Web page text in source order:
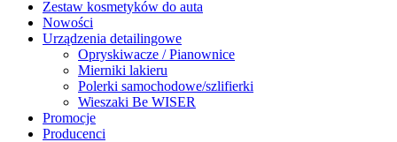
Zestaw kosmetyków do auta
Nowości
Urządzenia detailingowe
Opryskiwacze / Pianownice
Mierniki lakieru
Polerki samochodowe/szlifierki
Wieszaki Be WISER
Promocje
Producenci